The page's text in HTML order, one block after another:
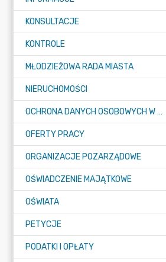
KONSULTACJE
KONTROLE
MŁODZIEŻOWA RADA MIASTA
NIERUCHOMOŚCI
OCHRONA DANYCH OSOBOWYCH W URZĘDZIE MIASTA ŻORY - RODO
OFERTY PRACY
ORGANIZACJE POZARZĄDOWE
OŚWIADCZENIE MAJĄTKOWE
OŚWIATA
PETYCJE
PODATKI I OPŁATY